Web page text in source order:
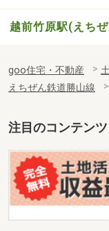
越前竹原駅(えち
goo住宅・不動産
えちぜん鉄道勝山線
注目のコンテンツ